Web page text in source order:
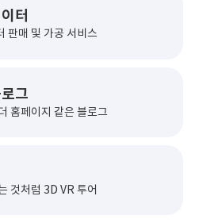
터
판매 및 가공 서비스
그
홈페이지 같은 블로그
것처럼 3D VR 투어